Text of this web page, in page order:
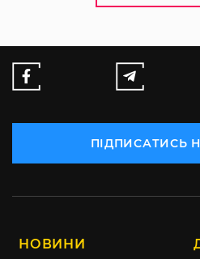
ПІДПИСАТИСЬ
НОВИНИ